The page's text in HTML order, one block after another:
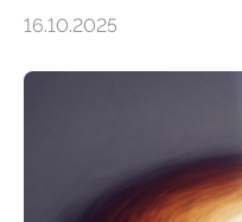
Größenordnung von
Quantenmotoren
Wissenschaftsjournal
die Herleitung. (DOI:
16.10.2025